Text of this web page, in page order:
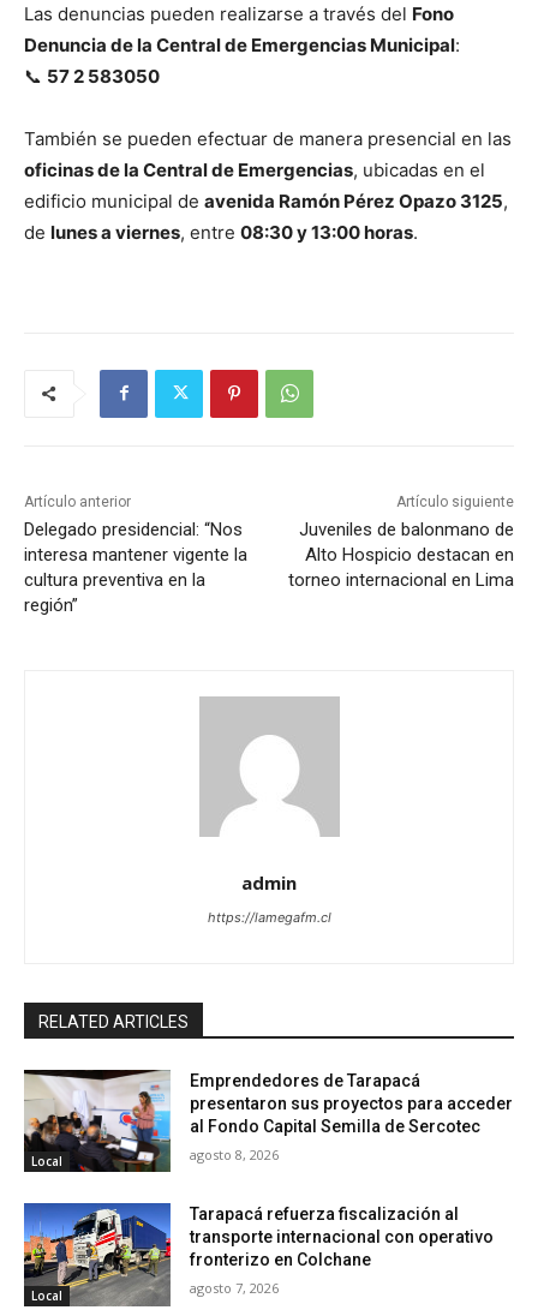
Las denuncias pueden realizarse a través del Fono
Denuncia de la Central de Emergencias Municipal:
📞 57 2 583050
También se pueden efectuar de manera presencial en las
oficinas de la Central de Emergencias, ubicadas en el
edificio municipal de avenida Ramón Pérez Opazo 3125,
de lunes a viernes, entre 08:30 y 13:00 horas.
Artículo anterior
Delegado presidencial: “Nos
interesa mantener vigente la
cultura preventiva en la
región”
Artículo siguiente
Juveniles de balonmano de
Alto Hospicio destacan en
torneo internacional en Lima
admin
https://lamegafm.cl
RELATED ARTICLES
Local
Emprendedores de Tarapacá
presentaron sus proyectos para acceder
al Fondo Capital Semilla de Sercotec
agosto 8, 2026
Local
Tarapacá refuerza fiscalización al
transporte internacional con operativo
fronterizo en Colchane
agosto 7, 2026